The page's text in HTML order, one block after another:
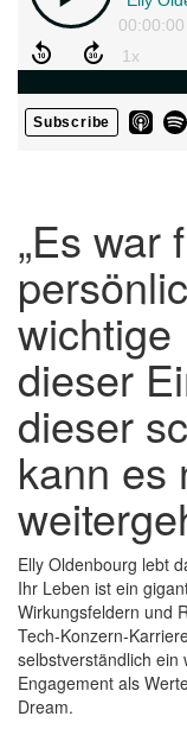
„Es war
wichtige
dieser
dieser
kann es
Elly Oldenbourg lebt
Ihr Leben ist ein
Wirkungsfeldern und
Tech-Konzern-
selbstverständlich ein
Engagement als
Dream.